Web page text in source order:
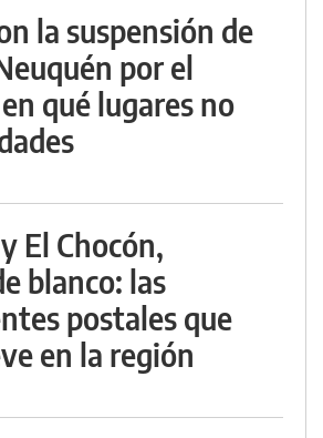
la suspensión de
por el
qué lugares no
El Chocón,
blanco: las
postales que
en la región